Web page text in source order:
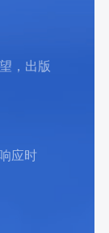
，出版
应时